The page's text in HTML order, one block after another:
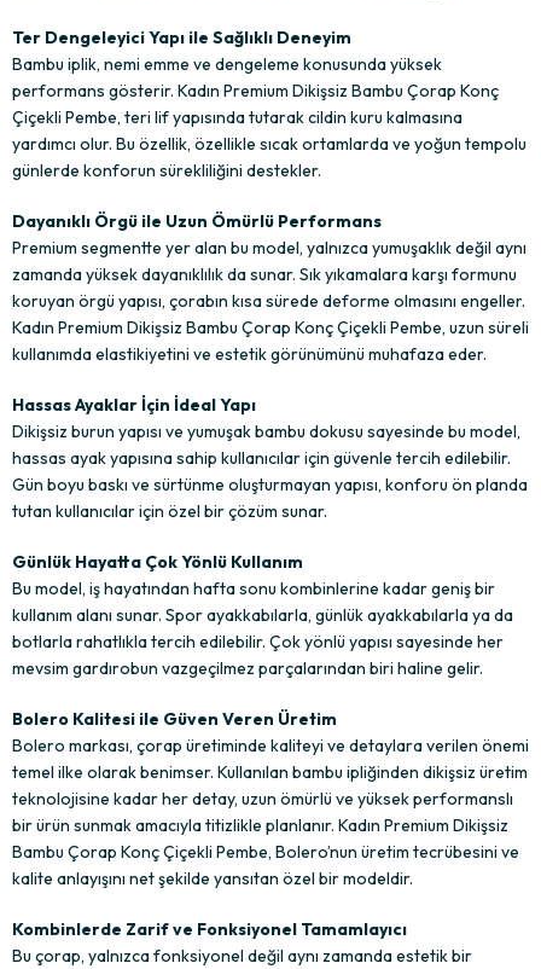
Ter Dengeleyici Yapı ile Sağlıklı Deneyim
Bambu iplik, nemi emme ve dengeleme konusunda yüksek
performans gösterir. Kadın Premium Dikişsiz Bambu Çorap Konç
Çiçekli Pembe, teri lif yapısında tutarak cildin kuru kalmasına
yardımcı olur. Bu özellik, özellikle sıcak ortamlarda ve yoğun tempolu
günlerde konforun sürekliliğini destekler.
Dayanıklı Örgü ile Uzun Ömürlü Performans
Premium segmentte yer alan bu model, yalnızca yumuşaklık değil aynı
zamanda yüksek dayanıklılık da sunar. Sık yıkamalara karşı formunu
koruyan örgü yapısı, çorabın kısa sürede deforme olmasını engeller.
Kadın Premium Dikişsiz Bambu Çorap Konç Çiçekli Pembe, uzun süreli
kullanımda elastikiyetini ve estetik görünümünü muhafaza eder.
Hassas Ayaklar İçin İdeal Yapı
Dikişsiz burun yapısı ve yumuşak bambu dokusu sayesinde bu model,
hassas ayak yapısına sahip kullanıcılar için güvenle tercih edilebilir.
Gün boyu baskı ve sürtünme oluşturmayan yapısı, konforu ön planda
tutan kullanıcılar için özel bir çözüm sunar.
Günlük Hayatta Çok Yönlü Kullanım
Bu model, iş hayatından hafta sonu kombinlerine kadar geniş bir
kullanım alanı sunar. Spor ayakkabılarla, günlük ayakkabılarla ya da
botlarla rahatlıkla tercih edilebilir. Çok yönlü yapısı sayesinde her
mevsim gardırobun vazgeçilmez parçalarından biri haline gelir.
Bolero Kalitesi ile Güven Veren Üretim
Bolero markası, çorap üretiminde kaliteyi ve detaylara verilen önemi
temel ilke olarak benimser. Kullanılan bambu ipliğinden dikişsiz üretim
teknolojisine kadar her detay, uzun ömürlü ve yüksek performanslı
bir ürün sunmak amacıyla titizlikle planlanır. Kadın Premium Dikişsiz
Bambu Çorap Konç Çiçekli Pembe, Bolero’nun üretim tecrübesini ve
kalite anlayışını net şekilde yansıtan özel bir modeldir.
Kombinlerde Zarif ve Fonksiyonel Tamamlayıcı
Bu çorap, yalnızca fonksiyonel değil aynı zamanda estetik bir